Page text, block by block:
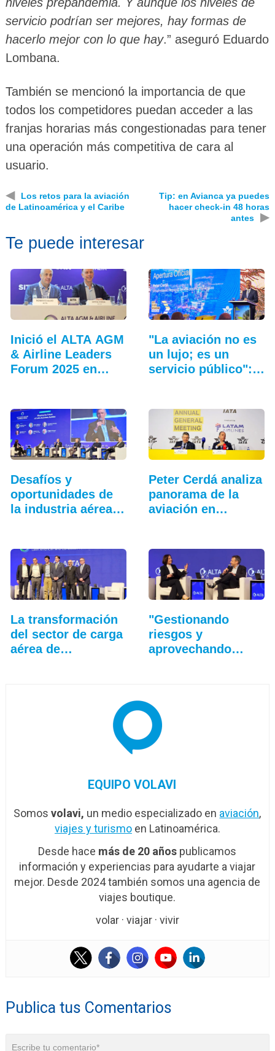
niveles prepandemia. Y aunque los niveles de
servicio podrían ser mejores, hay formas de
hacerlo mejor con lo que hay.” aseguró Eduardo
Lombana.
También se mencionó la importancia de que
todos los competidores puedan acceder a las
franjas horarias más congestionadas para tener
una operación más competitiva de cara al
usuario.
◀
Los retos para la aviación
de Latinoamérica y el Caribe
Tip: en Avianca ya puedes
hacer check-in 48 horas
antes
▶
Te puede interesar
Inició el ALTA AGM
& Airline Leaders
Forum 2025 en
"La aviación no es
un lujo; es un
servicio público":…
Desafíos y
oportunidades de
la industria aérea
Peter Cerdá analiza
panorama de la
aviación en…
La transformación
del sector de carga
aérea de
"Gestionando
riesgos y
aprovechando
EQUIPO VOLAVI
Somosvolavi, un medio especializado en aviación,
viajes y turismoen Latinoamérica.
Desde hace más de 20 años publicamos
información y experiencias para ayudarte a viajar
mejor. Desde 2024 también somos una agencia de
viajes boutique.
volar · viajar · vivir
Publica tus Comentarios